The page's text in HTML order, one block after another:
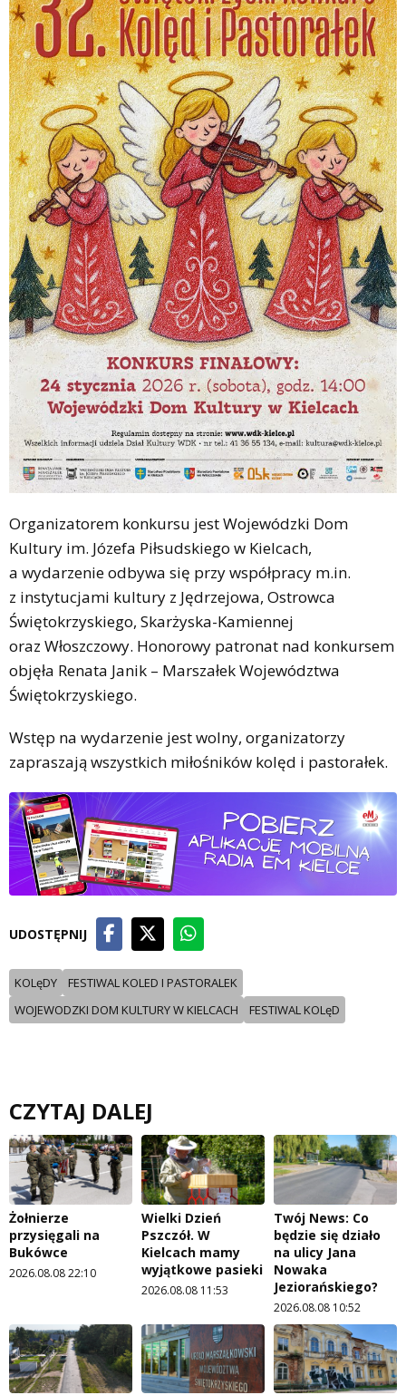
Organizatorem konkursu jest Wojewódzki Dom
Kultury im. Józefa Piłsudskiego w Kielcach,
a wydarzenie odbywa się przy współpracy m.in.
z instytucjami kultury z Jędrzejowa, Ostrowca
Świętokrzyskiego, Skarżyska-Kamiennej
oraz Włoszczowy. Honorowy patronat nad konkursem
objęła Renata Janik – Marszałek Województwa
Świętokrzyskiego.
Wstęp na wydarzenie jest wolny, organizatorzy
zapraszają wszystkich miłośników kolęd i pastorałek.
UDOSTĘPNIJ
KOLęDY
FESTIWAL KOLED I PASTORALEK
WOJEWODZKI DOM KULTURY W KIELCACH
FESTIWAL KOLęD
CZYTAJ DALEJ
Żołnierze
przysięgali na
Bukówce
2026.08.08 22:10
Wielki Dzień
Pszczół. W
Kielcach mamy
wyjątkowe pasieki
2026.08.08 11:53
Twój News: Co
będzie się działo
na ulicy Jana
Nowaka
Jeziorańskiego?
2026.08.08 10:52